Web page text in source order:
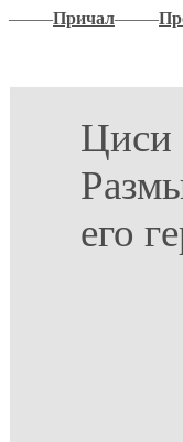
–––––Причал–––––
Циси
его